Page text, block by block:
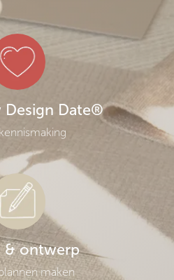
Design Date®
& ontwerp
maken